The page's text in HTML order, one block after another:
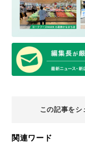
この記事をシ
関連ワード